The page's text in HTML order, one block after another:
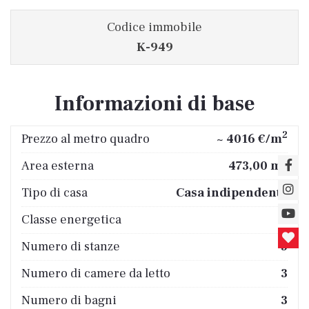
Codice immobile
K-949
Informazioni di base
Prezzo al metro quadro ~ 4016 €/m2
Area esterna 473,00 m 2
Tipo di casa
Casa indipendente
Classe energetica
A
Numero di stanze
5
Numero di camere da letto
3
Numero di bagni
3